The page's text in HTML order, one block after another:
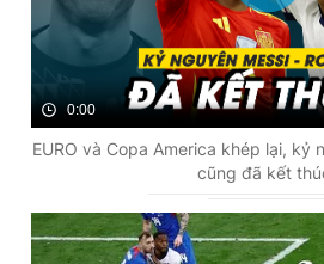
0:00
EURO và Copa America khép lại, kỷ
cũng đã kết